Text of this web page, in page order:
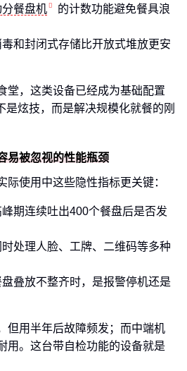
分餐盘机
的计数功能避免餐具浪
毒和封闭式存储比开放式堆放更安
堂，这类设备已经成为基础配置
是炫技，而是解决规模化就餐的刚
易被忽视的性能瓶颈
际使用中这些隐性指标更关键：
峰期连续吐出400个餐盘后是否发
时处理人脸、工牌、二维码等多种
盘叠放不整齐时，是报警停机还是
但用半年后故障频发；而中端机
用。这台带自检功能的设备就是